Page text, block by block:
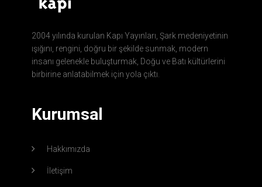
2004 yılında kurulan Kapı Yayınları, Şark medeniyetinin
ışığını, rengini, doğru bir şekilde sunmak, modern
insanı gelenekle buluşturmak, Doğu ve Batı kültürlerini
birbirine anlatabilmek için yola çıktı.
Kurumsal
Hakkımızda
İletişim